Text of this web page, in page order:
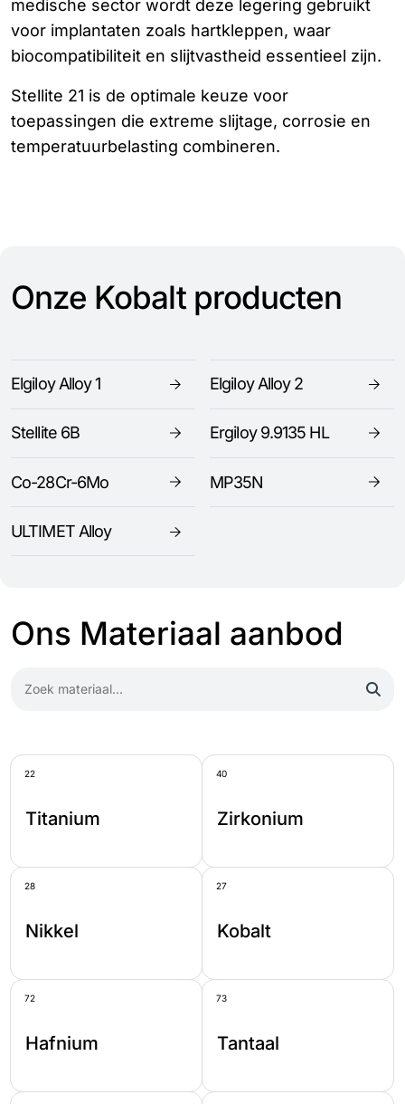
medische sector wordt deze legering gebruikt
voor implantaten zoals hartkleppen, waar
biocompatibiliteit en slijtvastheid essentieel zijn.
Stellite 21 is de optimale keuze voor
toepassingen die extreme slijtage, corrosie en
temperatuurbelasting combineren.
Onze Kobalt producten
Elgiloy Alloy 1 Elgiloy Alloy 2
Stellite 6B Ergiloy 9.9135 HL
Co-28Cr-6Mo MP35N
ULTIMET Alloy
Ons Materiaal aanbod
22
Titanium
40
Zirkonium
28
Nikkel
27
Kobalt
72
Hafnium
73
Tantaal